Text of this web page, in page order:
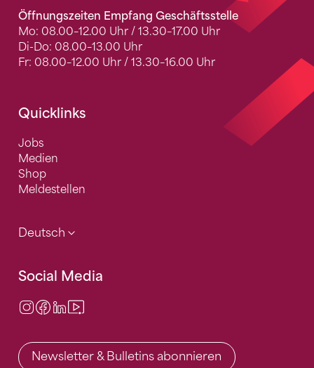
Öffnungszeiten Empfang Geschäftsstelle
Mo: 08.00–12.00 Uhr / 13.30–17.00 Uhr
Di-Do: 08.00–13.00 Uhr
Fr: 08.00–12.00 Uhr / 13.30–16.00 Uhr
Quicklinks
Jobs
Medien
Shop
Meldestellen
Deutsch
Social Media
Instagram
Facebook
LinkedIn
Newsletter & Bulletins abonnieren